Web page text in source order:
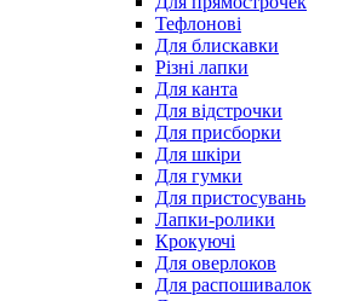
Тефлонові
Для блискавки
Різні лапки
Для канта
Для відстрочки
Для присборки
Для шкіри
Для гумки
Для пристосувань
Лапки-ролики
Крокуючі
Для оверлоков
Для распошивалок